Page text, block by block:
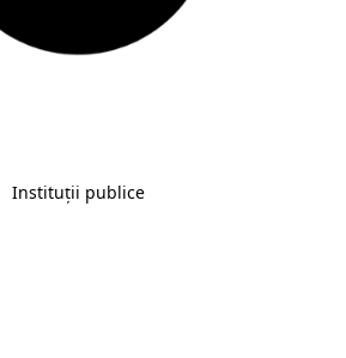
Instituții publice